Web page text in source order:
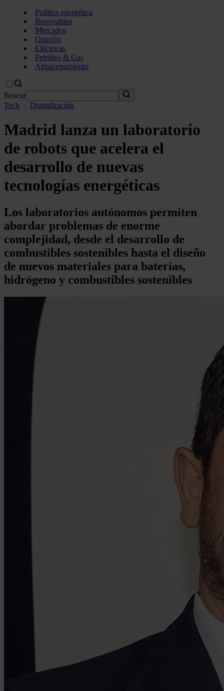
Política energética
Renovables
Mercados
Opinión
Eléctricas
Petróleo & Gas
Almacenamiento
Buscar
Tech
· Digitalización
Madrid lanza un laboratorio
de robots que acelera el
desarrollo de nuevas
tecnologías energéticas
Los laboratorios autónomos permiten
abordar problemas de enorme
complejidad, desde el desarrollo de
combustibles sostenibles hasta el diseño
de nuevos materiales para baterías,
hidrógeno y combustibles sostenibles